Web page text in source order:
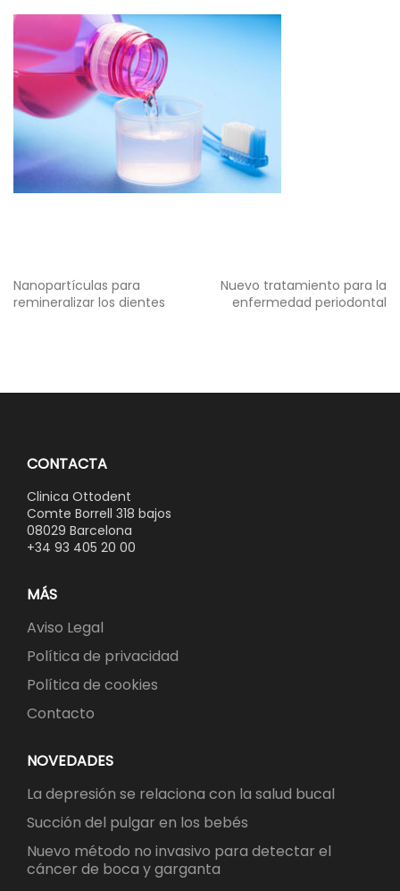
Navegación
de
Nanopartículas para
remineralizar los dientes
Nuevo tratamiento para la
enfermedad periodontal
CONTACTA
Clinica Ottodent
Comte Borrell 318 bajos
08029 Barcelona
+34 93 405 20 00
MÁS
Aviso Legal
Política de privacidad
Política de cookies
Contacto
NOVEDADES
La depresión se relaciona con la salud bucal
Succión del pulgar en los bebés
Nuevo método no invasivo para detectar el
cáncer de boca y garganta